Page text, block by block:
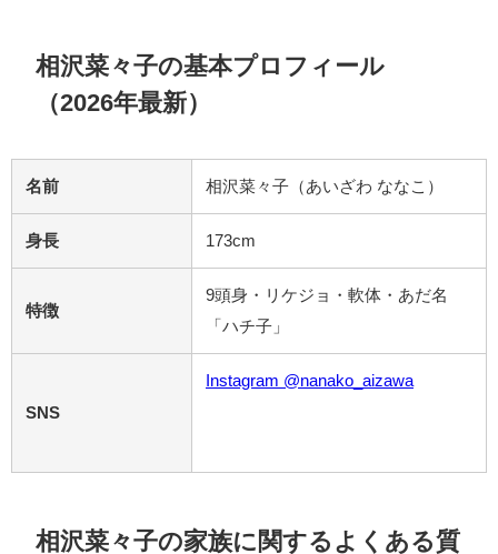
相沢菜々子の基本プロフィール
（2026年最新）
名前 相沢菜々子（あいざわ ななこ）
身長 173cm
特徴
9頭身・リケジョ・軟体・あだ名
「ハチ子」
SNS
Instagram @nanako_aizawa
相沢菜々子の家族に関するよくある質